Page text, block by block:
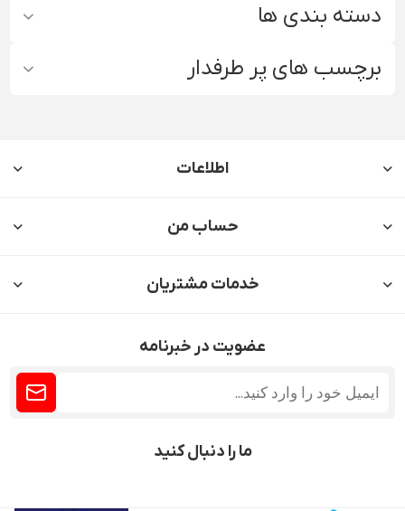
دسته بندی ها
برچسب های پر طرفدار
اطلاعات
حساب من
خدمات مشتریان
عضویت در خبرنامه
ما را دنبال کنید